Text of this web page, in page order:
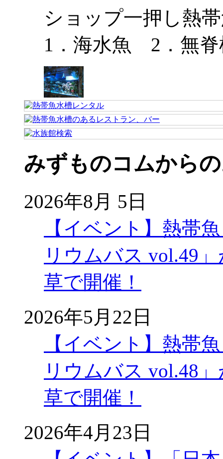
ショップ一押し熱
1．海水魚 2．無脊
みずものコムから
2026年8月 5日
【イベント】熱帯
リウムバス vol.49
草で開催！
2026年5月22日
【イベント】熱帯
リウムバス vol.48
草で開催！
2026年4月23日